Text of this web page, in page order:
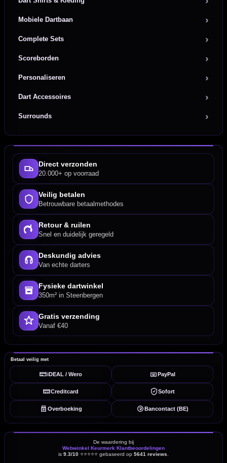
Mobiele Dartbaan
Complete Sets
Scoreborden
Personaliseren
Dart Accessoires
Surrounds
Direct verzonden
20.000+ op voorraad
Veilig betalen
Betrouwbare betaalmethodes
Retour & ruilen
Snel en duidelijk geregeld
Deskundig advies
Van echte darters
Fysieke dartwinkel
350m² in Steenbergen
Gratis verzending
Vanaf €40
Betaal veilig met
iDEAL / Wero PayPal
Creditcard Sofort
Overboeking Bancontact (BE)
De waardering bij
Webwinkel Keurmerk Klantbeoordelingen
is 9.3/10 ⭐⭐⭐⭐⭐ gebaseerd op 5641 reviews